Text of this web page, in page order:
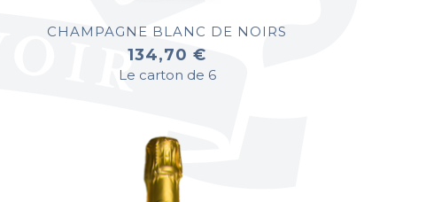
CHAMPAGNE BLANC DE NOIRS
134,70 €
Le carton de 6